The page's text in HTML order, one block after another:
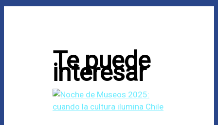
Te puede
interesar